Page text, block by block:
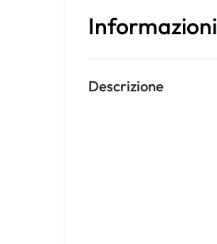
Informazioni
Descrizione